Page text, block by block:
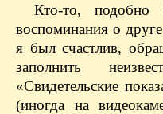
Кто-то, подобно
воспоминания о
я был счастлив,
заполнить
«Свидетельские
(иногда на